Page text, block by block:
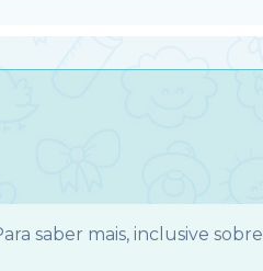
saber mais, inclusive sobre